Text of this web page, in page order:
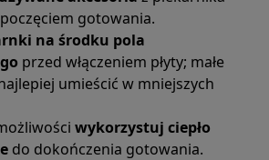
gotowania.
na środku pola
przed włączeniem płyty; małe
umieścić w mniejszych
wykorzystuj ciepło
do dokończenia gotowania.